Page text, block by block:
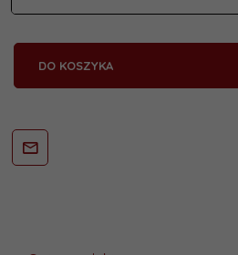
DO KOSZYKA